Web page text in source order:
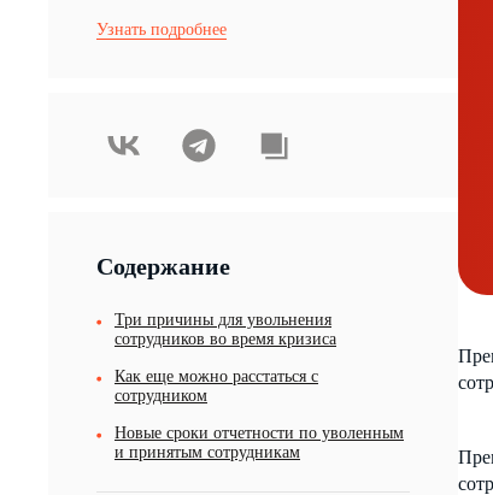
Узнать подробнее
Содержание
Три причины для увольнения
сотрудников во время кризиса
Как еще можно расстаться с
сотрудником
Новые сроки отчетности по уволенным
и принятым сотрудникам